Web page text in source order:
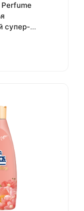
супер-
«Розовый
упаковка с